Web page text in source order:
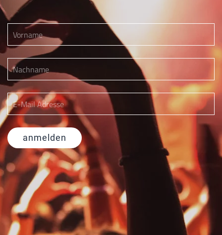
anmelden